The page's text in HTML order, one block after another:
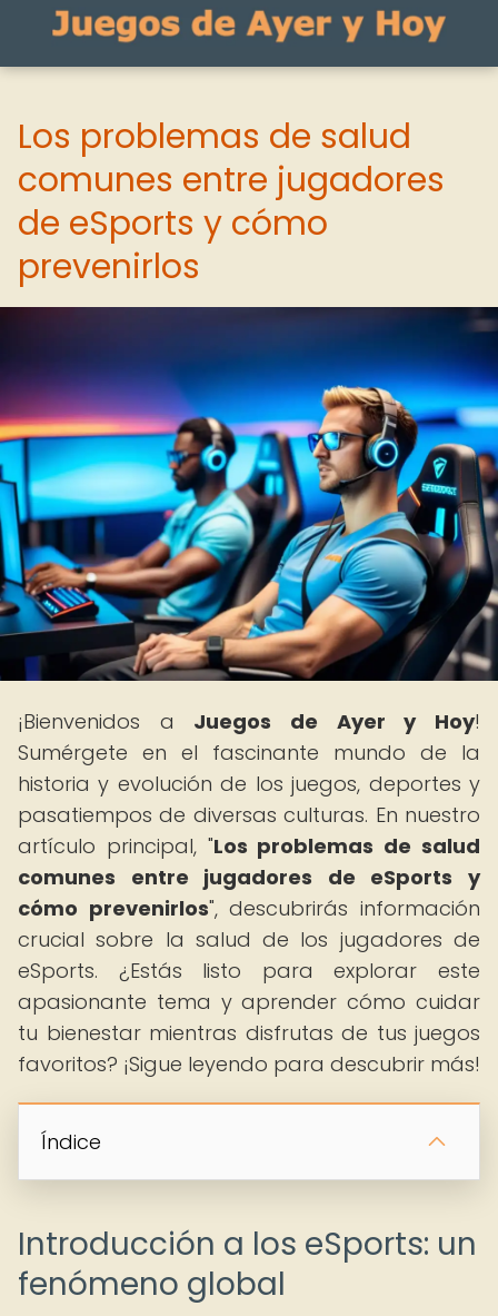
Los problemas de salud
comunes entre jugadores
de eSports y cómo
prevenirlos
¡Bienvenidos a Juegos de Ayer y Hoy!
Sumérgete en el fascinante mundo de la
historia y evolución de los juegos, deportes y
pasatiempos de diversas culturas. En nuestro
artículo principal, "Los problemas de salud
comunes entre jugadores de eSports y
cómo prevenirlos", descubrirás información
crucial sobre la salud de los jugadores de
eSports. ¿Estás listo para explorar este
apasionante tema y aprender cómo cuidar
tu bienestar mientras disfrutas de tus juegos
favoritos? ¡Sigue leyendo para descubrir más!
Índice
Introducción a los eSports: un
fenómeno global